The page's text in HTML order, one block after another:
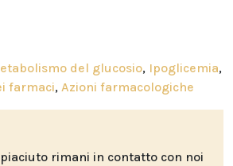
del glucosio, Ipoglicemia,
farmaci, Azioni farmacologiche
rimani in contatto con noi